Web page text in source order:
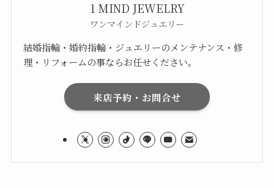
1 MIND JEWELRY
ワンマインドジュエリー
結婚指輪・婚約指輪・ジュエリーのメンテナンス・修
理・リフォームの事ならお任せください。
来店予約・お問合せ